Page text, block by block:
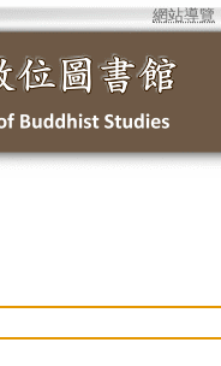
網站導覽